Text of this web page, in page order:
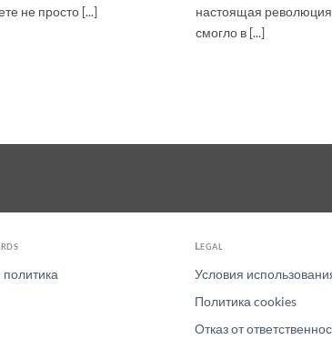
не просто [...]
настоящая революция
смогло в [...]
Legal
Условия
Политика cookies
Отказ от